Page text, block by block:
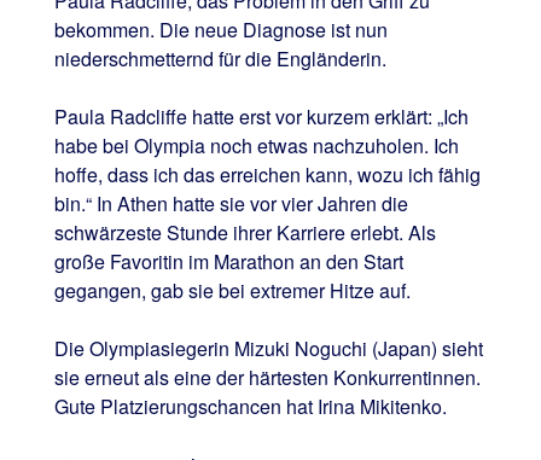
bekommen. Die neue Diagnose ist nun
niederschmetternd für die Engländerin.
Paula Radcliffe hatte erst vor kurzem erklärt: „Ich
habe bei Olympia noch etwas nachzuholen. Ich
hoffe, dass ich das erreichen kann, wozu ich fähig
bin.“ In Athen hatte sie vor vier Jahren die
schwärzeste Stunde ihrer Karriere erlebt. Als
große Favoritin im Marathon an den Start
gegangen, gab sie bei extremer Hitze auf.
Die Olympiasiegerin Mizuki Noguchi (Japan) sieht
sie erneut als eine der härtesten Konkurrentinnen.
Gute Platzierungschancen hat Irina Mikitenko.